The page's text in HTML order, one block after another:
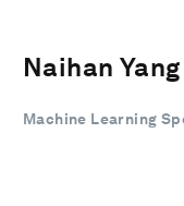
Naihan Yang
Machine Learning